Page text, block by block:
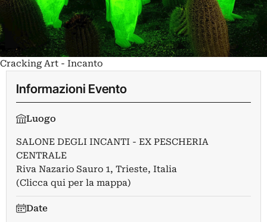
Cracking Art - Incanto
Informazioni Evento
Luogo
SALONE DEGLI INCANTI - EX PESCHERIA
CENTRALE
Riva Nazario Sauro 1, Trieste, Italia
(Clicca qui per la mappa)
Date